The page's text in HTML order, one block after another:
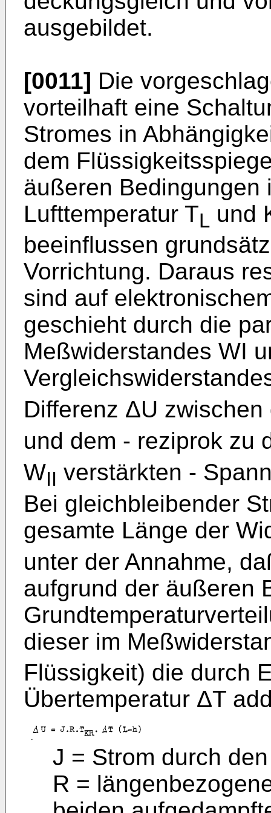
ausgebildet.
[0011] Die
vorteilhaft eine
Stromes in
dem
äußeren Bedingungen
Lufttemperatur TL und
beeinflussen
Vorrichtung. Daraus
sind auf
geschieht durch die
Meßwiderstandes WI
Differenz ΔU
und dem - reziprok zu
WII verstärkten -
Bei gleichbleibender
gesamte Länge der
unter der Annahme,
aufgrund der äußeren
dieser im
Flüssigkeit) die durch
Übertemperatur ΔT
J = Strom durch
R =